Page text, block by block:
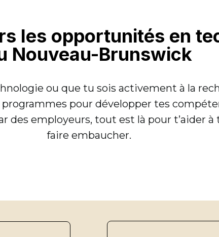
les opportunités en
Nouveau-Brunswick
ou que tu sois activement à la
pour développer tes
des employeurs, tout est là pour t’aider
faire embaucher.